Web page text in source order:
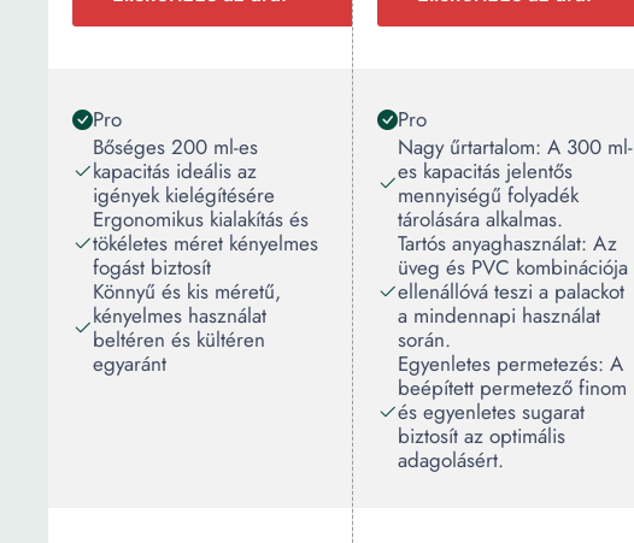
Pro
Bőséges 200 ml-es
kapacitás ideális az
igények kielégítésére
Ergonomikus kialakítás és
tökéletes méret kényelmes
fogást biztosít
Könnyű és kis méretű,
kényelmes használat
beltéren és kültéren
egyaránt
Pro
Nagy űrtartalom: A 300 ml-
es kapacitás jelentős
mennyiségű folyadék
tárolására alkalmas.
Tartós anyaghasználat: Az
üveg és PVC kombinációja
ellenállóvá teszi a palackot
a mindennapi használat
során.
Egyenletes permetezés: A
beépített permetező finom
és egyenletes sugarat
biztosít az optimális
adagolásért.